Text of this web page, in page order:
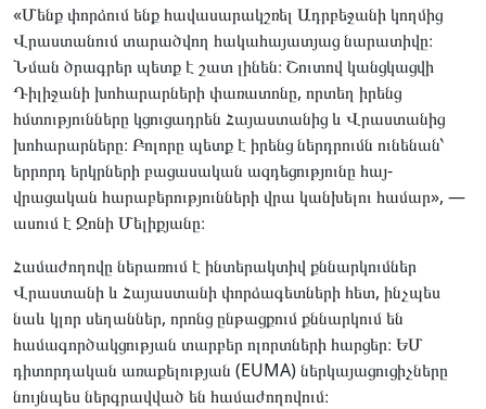
«Մենք փորձում ենք հավասարակշռել Ադրբեջանի կողմից
Վրաստանում տարածվող հակահայատյաց նարատիվը։
Նման ծրագրեր պետք է շատ լինեն։ Շուտով կանցկացվի
Դիլիջանի խոհարարների փառատոնը, որտեղ իրենց
հմտությունները կցուցադրեն Հայաստանից և Վրաստանից
խոհարարները։ Բոլորը պետք է իրենց ներդրումն ունենան՝
երրորդ երկրների բացասական ազդեցությունը հայ-
վրացական հարաբերությունների վրա կանխելու համար», —
ասում է Ջոնի Մելիքյանը։
Համաժողովը ներառում է ինտերակտիվ քննարկումներ
Վրաստանի և Հայաստանի փորձագետների հետ, ինչպես
նաև կլոր սեղաններ, որոնց ընթացքում քննարկում են
համագործակցության տարբեր ոլորտների հարցեր։ ԵՄ
դիտորդական առաքելության (EUMA) ներկայացուցիչները
նույնպես ներգրավված են համաժողովում։